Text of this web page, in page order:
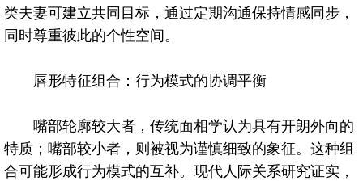
类夫妻可建立共同目标，通过定期沟通保持情感同步，
同时尊重彼此的个性空间。
唇形特征组合：行为模式的协调平衡
嘴部轮廓较大者，传统面相学认为具有开朗外向的
特质；嘴部较小者，则被视为谨慎细致的象征。这种组
合可能形成行为模式的互补。现代人际关系研究证实，